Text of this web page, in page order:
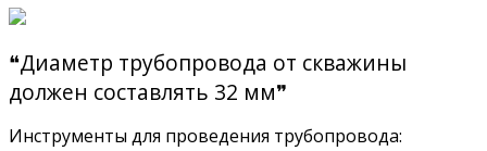
❝Диаметр трубопровода от скважины
должен составлять 32 мм❞
Инструменты для проведения трубопровода: